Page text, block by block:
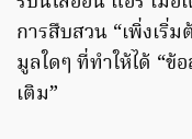
การสืบสวน “เพิ่งเริ่
มูลใดๆ ที่ทำให้ได้ “ข้
เติม”